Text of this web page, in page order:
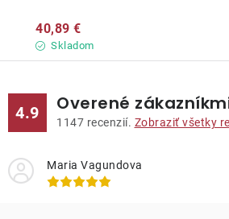
Skladom
40,89 €
4.9 Overené
1147 recenzií. Zobraziť všetky
Maria Vagundova